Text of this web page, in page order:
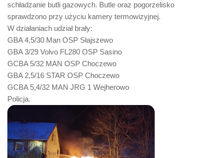
schładzanie butli gazowych. Butle oraz pogorzelisko
sprawdzono przy użyciu kamery termowizyjnej.
W działaniach udział brały:
GBA 4,5/30 Man OSP Słajszewo
GBA 3/29 Volvo FL280 OSP Sasino
GCBA 5/32 MAN OSP Choczewo
GBA 2,5/16 STAR OSP Choczewo
GCBA 5,4/32 MAN JRG 1 Wejherowo
Policja.